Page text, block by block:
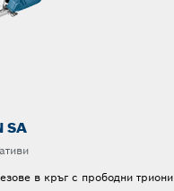
SA
в кръг с прободни триони